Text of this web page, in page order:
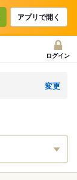
アプリで開く
ログイン
変更